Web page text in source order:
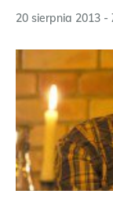
20 sierpnia 2013 -